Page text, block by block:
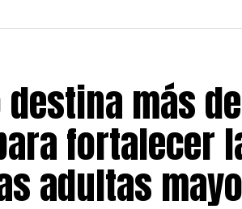
destina más
fortalecer
adultas